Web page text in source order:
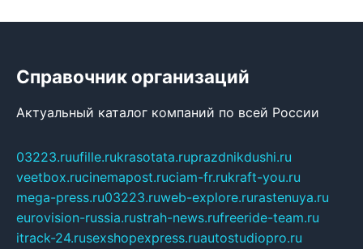
Справочник организаций
Актуальный каталог компаний по всей России
03223.ruufille.rukrasotata.ruprazdnikdushi.ru
veetbox.rucinemapost.ruciam-fr.rukraft-you.ru
mega-press.ru03223.ruweb-explore.rurastenuya.ru
eurovision-russia.rustrah-news.rufreeride-team.ru
itrack-24.rusexshopexpress.ruautostudiopro.ru